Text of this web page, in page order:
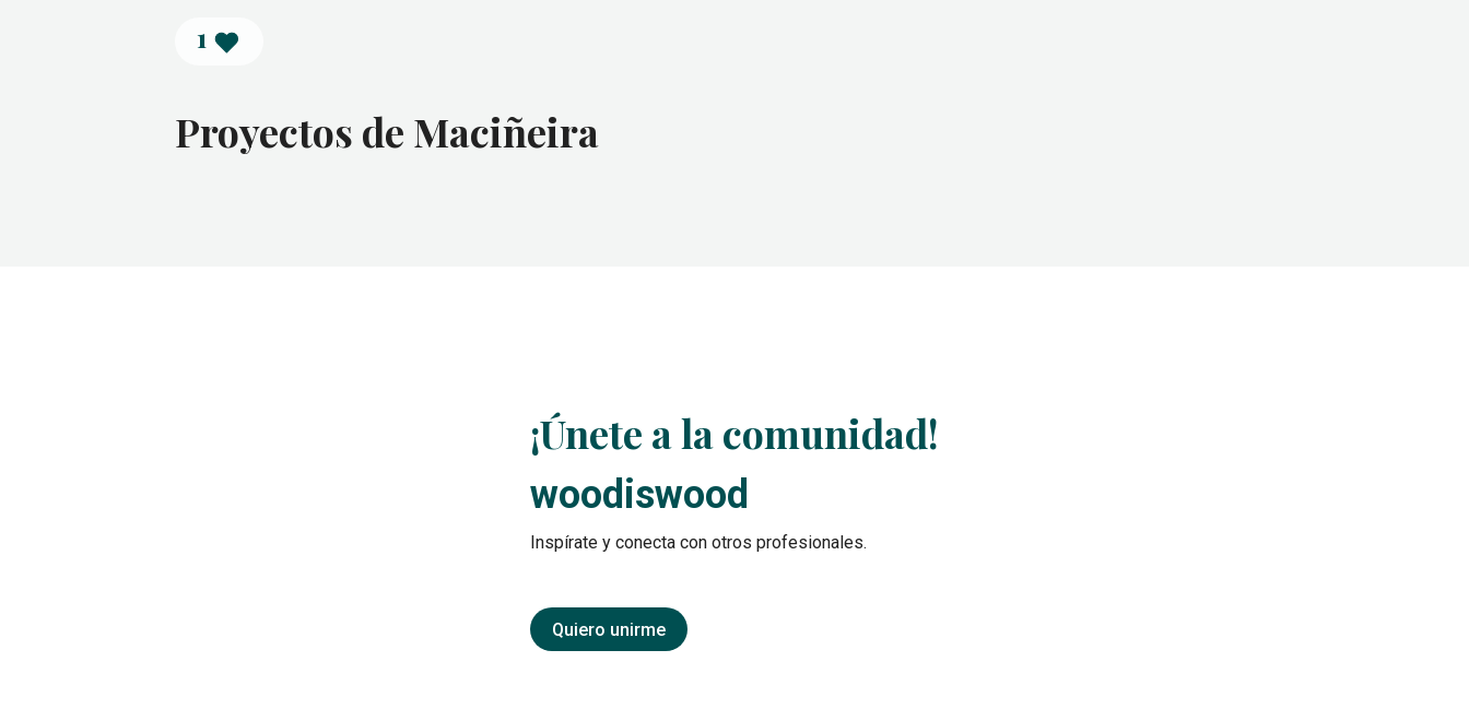
1
Proyectos de Maciñeira
¡Únete a la comunidad!
woodiswood
Inspírate y conecta con otros profesionales.
Quiero unirme